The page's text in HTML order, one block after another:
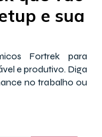
e sua
Fortrek para
e produtivo. Diga
no trabalho ou